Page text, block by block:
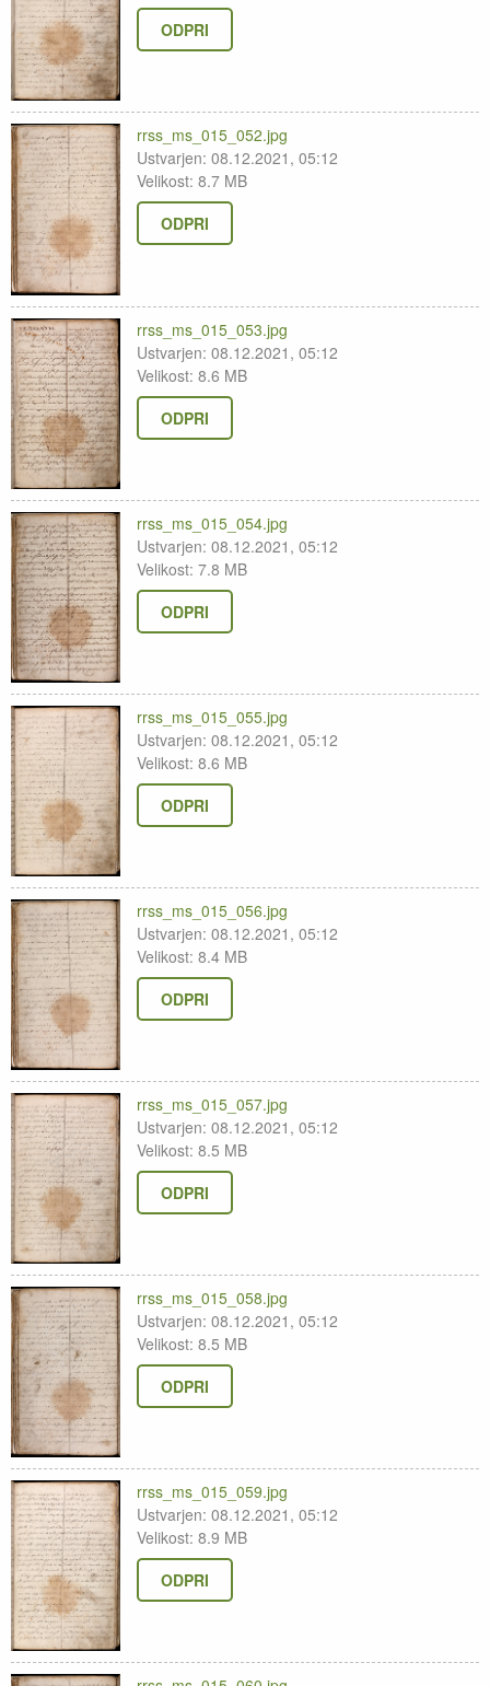
ODPRI
rrss_ms_015_052.jpg
Ustvarjen: 08.12.2021, 05:12
Velikost: 8.7 MB
ODPRI
rrss_ms_015_053.jpg
Ustvarjen: 08.12.2021, 05:12
Velikost: 8.6 MB
ODPRI
rrss_ms_015_054.jpg
Ustvarjen: 08.12.2021, 05:12
Velikost: 7.8 MB
ODPRI
rrss_ms_015_055.jpg
Ustvarjen: 08.12.2021, 05:12
Velikost: 8.6 MB
ODPRI
rrss_ms_015_056.jpg
Ustvarjen: 08.12.2021, 05:12
Velikost: 8.4 MB
ODPRI
rrss_ms_015_057.jpg
Ustvarjen: 08.12.2021, 05:12
Velikost: 8.5 MB
ODPRI
rrss_ms_015_058.jpg
Ustvarjen: 08.12.2021, 05:12
Velikost: 8.5 MB
ODPRI
rrss_ms_015_059.jpg
Ustvarjen: 08.12.2021, 05:12
Velikost: 8.9 MB
ODPRI